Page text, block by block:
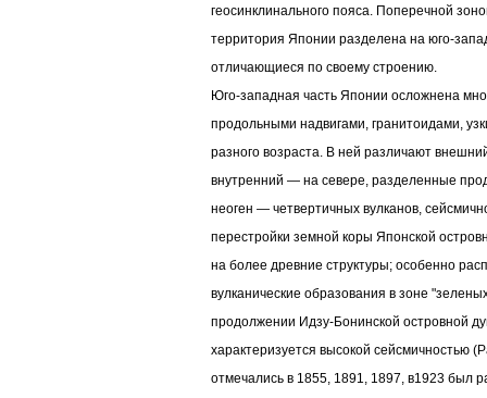
геосинклинального пояса. Поперечной
территория Японии разделена на юго-
отличающиеся по своему строению.
Юго-западная часть Японии осложнена
продольными надвигами, гранитоидами,
разного возраста. В ней различают
внутренний — на севере, разделенные
неоген — четвертичных вулканов,
перестройки земной коры Японской
на более древние структуры; особенно
вулканические образования в зоне
продолжении Идзу-Бонинской островной
характеризуется высокой сейсмичностью
отмечались в 1855, 1891, 1897, в1923 был